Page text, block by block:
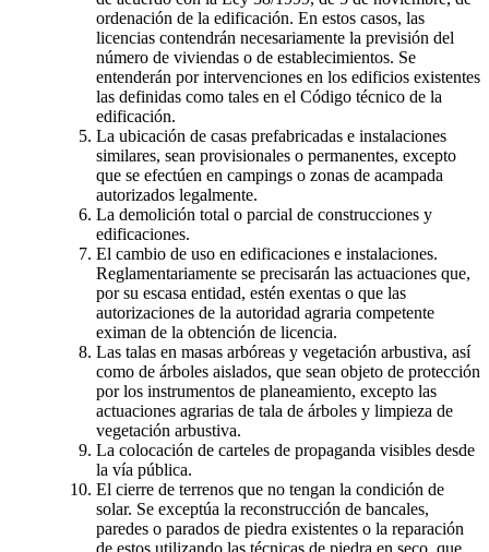
ordenación de la edificación. En estos casos, las
licencias contendrán necesariamente la previsión del
número de viviendas o de establecimientos. Se
entenderán por intervenciones en los edificios existentes
las definidas como tales en el Código técnico de la
edificación.
La ubicación de casas prefabricadas e instalaciones
similares, sean provisionales o permanentes, excepto
que se efectúen en campings o zonas de acampada
autorizados legalmente.
La demolición total o parcial de construcciones y
edificaciones.
El cambio de uso en edificaciones e instalaciones.
Reglamentariamente se precisarán las actuaciones que,
por su escasa entidad, estén exentas o que las
autorizaciones de la autoridad agraria competente
eximan de la obtención de licencia.
Las talas en masas arbóreas y vegetación arbustiva, así
como de árboles aislados, que sean objeto de protección
por los instrumentos de planeamiento, excepto las
actuaciones agrarias de tala de árboles y limpieza de
vegetación arbustiva.
La colocación de carteles de propaganda visibles desde
la vía pública.
El cierre de terrenos que no tengan la condición de
solar. Se exceptúa la reconstrucción de bancales,
paredes o parados de piedra existentes o la reparación